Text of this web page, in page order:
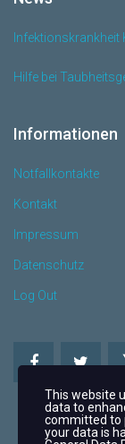
Infektionskrankheit
Hilfe bei
Informationen
Notfallkontakte
Kontakt
Impressum
Datenschutz
Log Out
This website
data to
committed to
your data is